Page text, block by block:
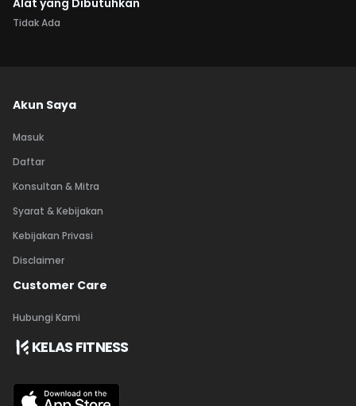
Alat yang Dibutuhkan
Tidak Ada
Akun Saya
Masuk
Daftar
Konsultan & Mitra
Syarat & Kebijakan
Kebijakan Privasi
Disclaimer
Customer Care
Hubungi Kami
KELAS FITNESS